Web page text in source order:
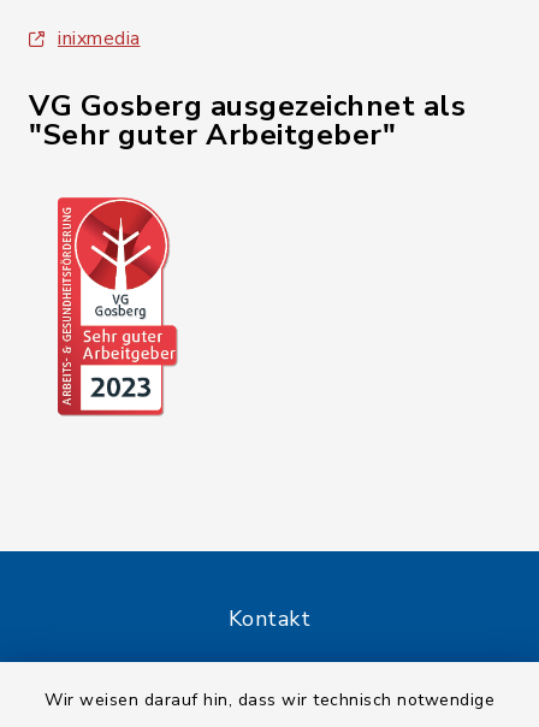
Wir weisen darauf hin, dass wir technisch notwendige
inixmedia
VG Gosberg ausgezeichnet als
"Sehr guter Arbeitgeber"
Kontakt